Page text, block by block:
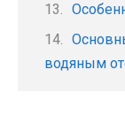
водяным